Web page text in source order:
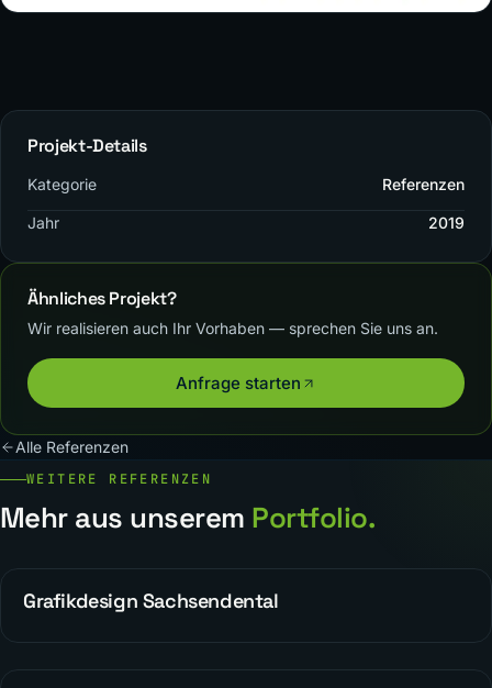
Projekt-Details
Kategorie Referenzen
Jahr 2019
Ähnliches Projekt?
Wir realisieren auch Ihr Vorhaben — sprechen Sie uns an.
Anfrage starten
Alle Referenzen
WEITERE REFERENZEN
Mehr aus unserem Portfolio.
WEBDESIGN
Grafikdesign Sachsendental